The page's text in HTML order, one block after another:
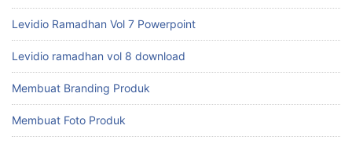
Levidio Ramadhan Vol 7 Powerpoint
Levidio ramadhan vol 8 download
Membuat Branding Produk
Membuat Foto Produk